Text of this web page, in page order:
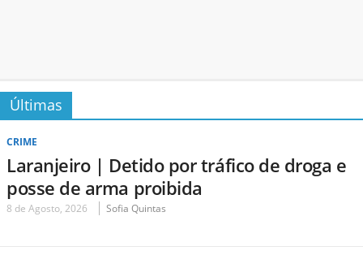
Últimas
CRIME
Laranjeiro | Detido por tráfico de droga e
posse de arma proibida
8 de Agosto, 2026 Sofia Quintas